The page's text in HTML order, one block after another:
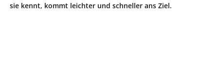
sie kennt, kommt leichter und schneller ans Ziel.